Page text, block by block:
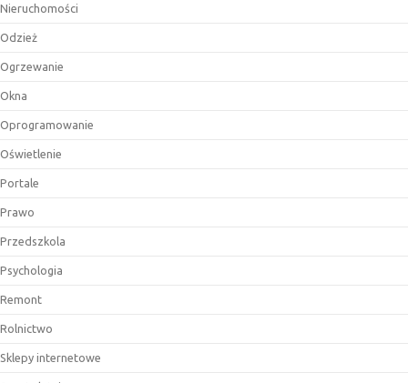
Nieruchomości
Odzież
Ogrzewanie
Okna
Oprogramowanie
Oświetlenie
Portale
Prawo
Przedszkola
Psychologia
Remont
Rolnictwo
Sklepy internetowe